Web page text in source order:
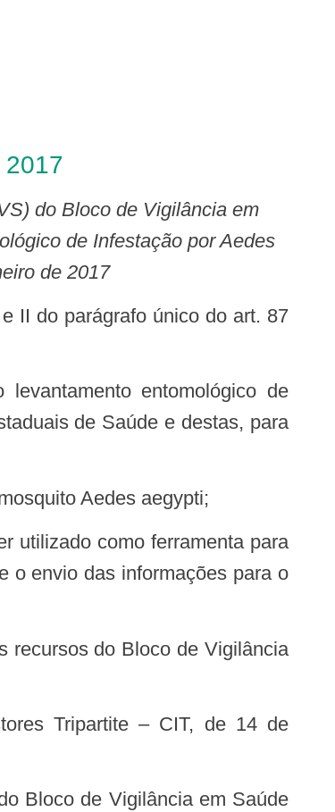
2017
de Infestação por Aedes
de 2017
de Saúde e destas, para
Aedes aegypti;
o envio das informações para o